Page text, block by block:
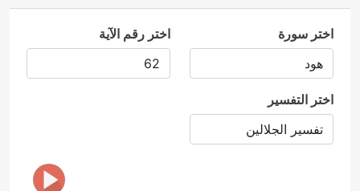
اختر سورة اختر رقم الآية
اختر التفسير